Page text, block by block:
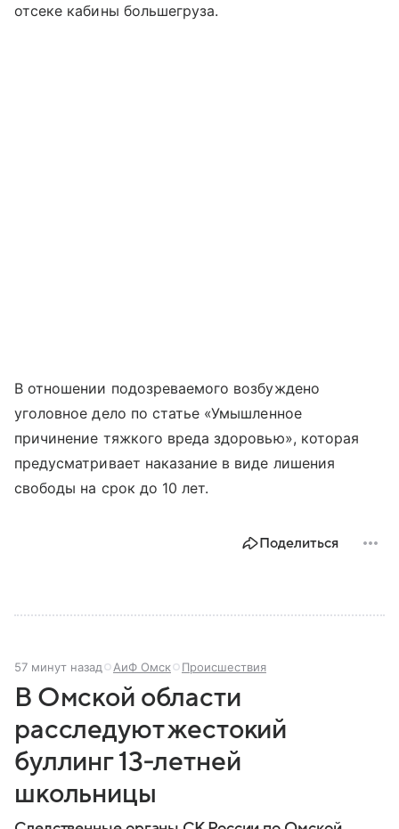
отсеке кабины большегруза.
В отношении подозреваемого возбуждено
уголовное дело по статье «Умышленное
причинение тяжкого вреда здоровью», которая
предусматривает наказание в виде лишения
свободы на срок до 10 лет.
Поделиться
57 минут назад АиФ Омск Происшествия
В Омской области
расследуют жестокий
буллинг 13‑летней
школьницы